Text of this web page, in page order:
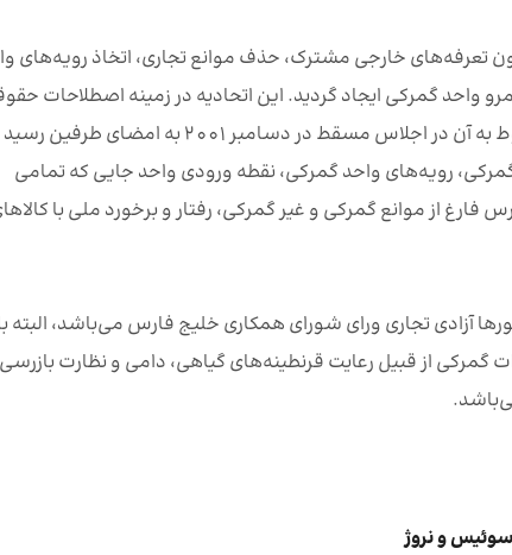
2003 بر اساس اهدافی همچون تعرفه‌های خارجی مشترک، حذف موانع تجاری، اتخاذ رویه‌های
واحد گمرکی ایجاد گردید. این اتحادیه در زمینه اصطلاحات
سیستم پیشرفته به حساب می آید، موافقتنامه اقتصادی مربوط به آن در اجلاس مسقط در دسامبر 2001 به امضای
رویه‌های واحد گمرکی، نقطه ورودی واحد جایی که تمامی
از موانع گمرکی و غیر گمرکی، رفتار و برخورد ملی با
تجاری ورای شورای همکاری خلیج فارس می‌باشد، البته
گمرکی از قبیل رعایت قرنطینه‌های گیاهی، دامی و نظارت بازرسی
و نروژ